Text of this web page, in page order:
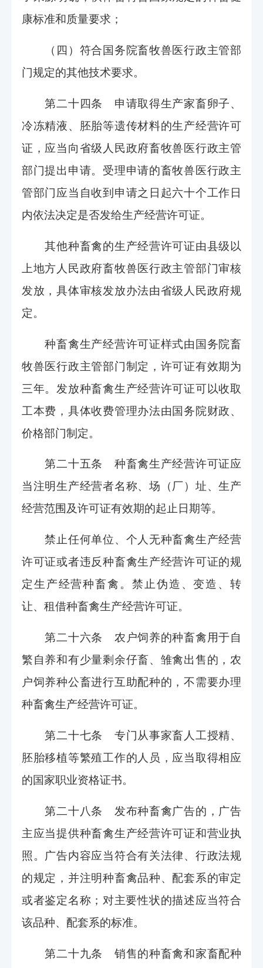
康标准和质量要求；
（四）符合国务院畜牧兽医行政主管部
门规定的其他技术要求。
第二十四条 申请取得生产家畜卵子、
冷冻精液、胚胎等遗传材料的生产经营许可
证，应当向省级人民政府畜牧兽医行政主管
部门提出申请。受理申请的畜牧兽医行政主
管部门应当自收到申请之日起六十个工作日
内依法决定是否发给生产经营许可证。
其他种畜禽的生产经营许可证由县级以
上地方人民政府畜牧兽医行政主管部门审核
发放，具体审核发放办法由省级人民政府规
定。
种畜禽生产经营许可证样式由国务院畜
牧兽医行政主管部门制定，许可证有效期为
三年。发放种畜禽生产经营许可证可以收取
工本费，具体收费管理办法由国务院财政、
价格部门制定。
第二十五条 种畜禽生产经营许可证应
当注明生产经营者名称、场（厂）址、生产
经营范围及许可证有效期的起止日期等。
禁止任何单位、个人无种畜禽生产经营
许可证或者违反种畜禽生产经营许可证的规
定生产经营种畜禽。禁止伪造、变造、转
让、租借种畜禽生产经营许可证。
第二十六条 农户饲养的种畜禽用于自
繁自养和有少量剩余仔畜、雏禽出售的，农
户饲养种公畜进行互助配种的，不需要办理
种畜禽生产经营许可证。
第二十七条 专门从事家畜人工授精、
胚胎移植等繁殖工作的人员，应当取得相应
的国家职业资格证书。
第二十八条 发布种畜禽广告的，广告
主应当提供种畜禽生产经营许可证和营业执
照。广告内容应当符合有关法律、行政法规
的规定，并注明种畜禽品种、配套系的审定
或者鉴定名称；对主要性状的描述应当符合
该品种、配套系的标准。
第二十九条 销售的种畜禽和家畜配种